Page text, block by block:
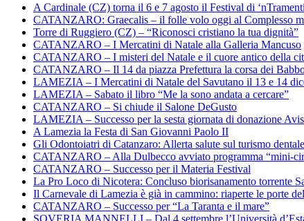
A Cardinale (CZ) torna il 6 e 7 agosto il Festival di
CATANZARO: Graecalis – il folle volo oggi al Complesso
Torre di Ruggiero (CZ) – “Riconosci cristiano la tua dignità”
CATANZARO – I Mercatini di Natale alla Galleria Mancuso
CATANZARO – I misteri del Natale e il cuore antico della
CATANZARO – Il 14 da piazza Prefettura la corsa dei
LAMEZIA – I Mercatini di Natale del Savutano il 13 e 14
LAMEZIA – Sabato il libro “Me la sono andata a cercare”
CATANZARO – Si chiude il Salone DeGusto
LAMEZIA – Successo per la sesta giornata di donazione Avis
A Lamezia la Festa di San Giovanni Paolo II
Gli Odontoiatri di Catanzaro: Allerta salute sul turismo
CATANZARO – Alla Dulbecco avviato programma “mini-
CATANZARO – Successo per il Materia Festival
La Pro Loco di Nicotera: Concluso biorisanamento torrente
Il Carnevale di Lamezia è già in cammino: riaperte le porte
CATANZARO – Successo per “La Taranta e il mare”
SOVERIA MANNELLI – Dal 4 settembre l’Università